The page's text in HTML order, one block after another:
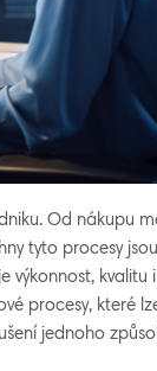
Od nákupu
tyto procesy
výkonnost, kvalitu
procesy, které
jednoho